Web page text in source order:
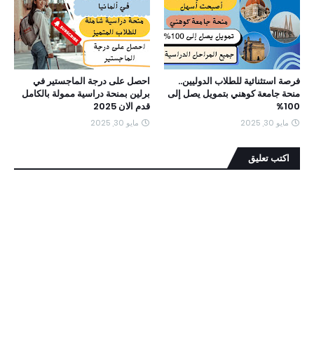
فرصة استثنائية للطلاب الدوليين..
منحة جامعة كوهني بتمويل يصل إلى
100%
مايو 30, 2025
احصل على درجة الماجستير في
برلين بمنحة دراسية ممولة بالكامل
قدم الان 2025
مايو 30, 2025
اكتب تعليق